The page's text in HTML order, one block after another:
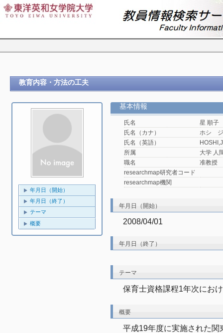
教育内容・方法の工夫
年月日（開始）
年月日（終了）
テーマ
概要
基本情報
氏名
星 順子
氏名（カナ）
ホシ ジ
氏名（英語）
所属
大学 人
職名
准教授
researchmap研究者コード
researchmap機関
年月日（開始）
2008/04/01
年月日（終了）
テーマ
保育士資格課程1年次にお
概要
平成19年度に実施された